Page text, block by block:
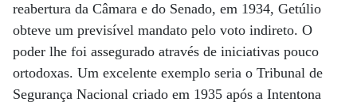
reabertura da Câmara e do Senado, em 1934, Getúlio
obteve um previsível mandato pelo voto indireto. O
poder lhe foi assegurado através de iniciativas pouco
ortodoxas. Um excelente exemplo seria o Tribunal de
Segurança Nacional criado em 1935 após a Intentona